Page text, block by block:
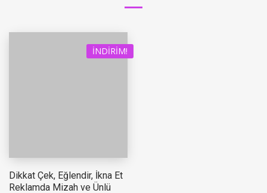
İNDIRIM!
Dikkat Çek, Eğlendir, İkna Et
Reklamda Mizah ve Ünlü